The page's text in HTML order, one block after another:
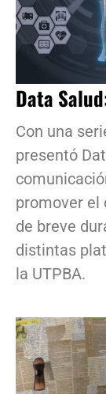
Data
Con una
presentó
promover el
de breve
distintas
la UTPBA.